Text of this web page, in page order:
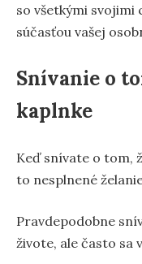
so všetkými svojimi
súčasťou vašej
Snívanie o
kaplnke
Keď snívate o tom,
to nesplnené
Pravdepodobne
živote, ale často sa